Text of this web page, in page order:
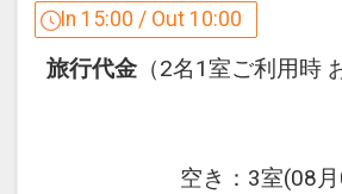
「食事なしプラン」と「朝
●「食事なしプラン」と「
ン」を掲載しています。
In 15:00 / Out 10:00
旅行代金 （2名1室ご利用時
空き： 3室(08